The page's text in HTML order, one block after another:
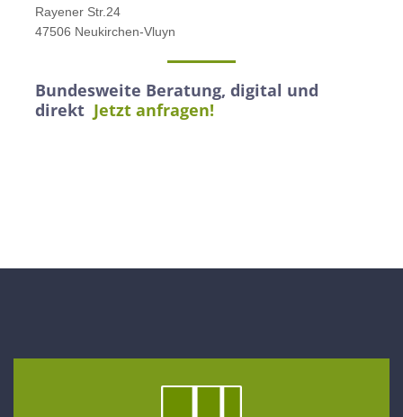
Rayener Str.24
47506 Neukirchen-Vluyn
Bundesweite Beratung, digital und
direkt Jetzt anfragen!